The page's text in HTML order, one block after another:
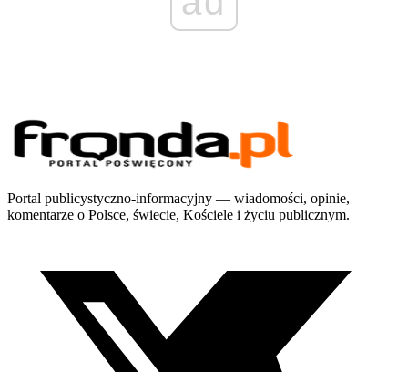
Portal publicystyczno-informacyjny — wiadomości, opinie,
komentarze o Polsce, świecie, Kościele i życiu publicznym.